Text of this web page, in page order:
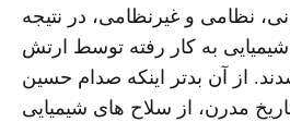
ایرانی، نظامی و غیرنظامی، در نتیجه
به کار رفته توسط ارتش
از آن بدتر اینکه صدام حسین
مدرن، از سلاح های شیمیایی